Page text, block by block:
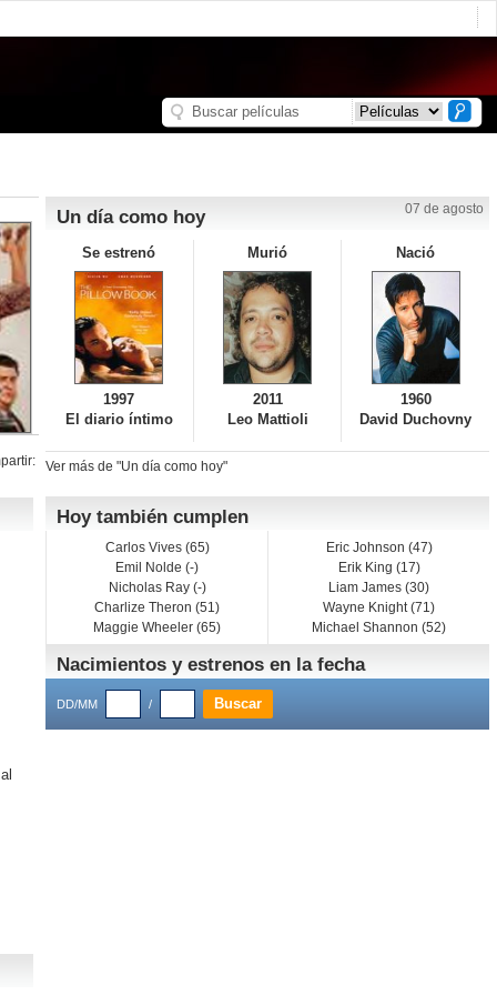
Un día como hoy 07 de agosto
Se estrenó
1997
El diario íntimo
Murió
2011
Leo Mattioli
Nació
1960
David Duchovny
Ver más de "Un día como hoy"
Hoy también cumplen
Carlos Vives (65)
Emil Nolde (-)
Nicholas Ray (-)
Charlize Theron (51)
Maggie Wheeler (65)
Eric Johnson (47)
Erik King (17)
Liam James (30)
Wayne Knight (71)
Michael Shannon (52)
Nacimientos y estrenos en la fecha
DD/MM /